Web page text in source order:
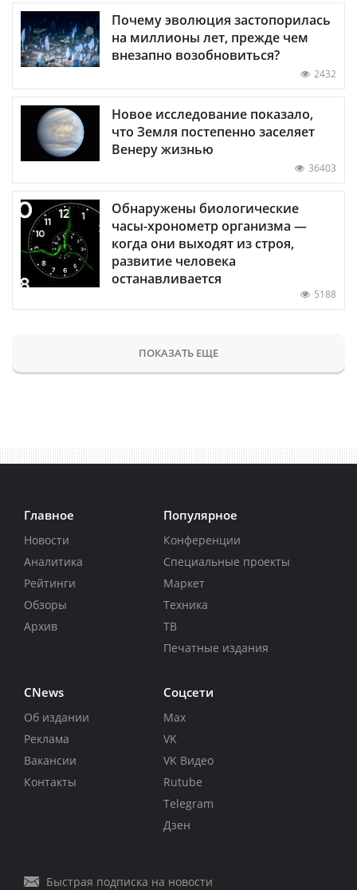
Почему эволюция застопорилась
на миллионы лет, прежде чем
внезапно возобновиться?
2432
Новое исследование показало,
что Земля постепенно заселяет
Венеру жизнью
36403
Обнаружены биологические
часы-хронометр организма —
когда они выходят из строя,
развитие человека
останавливается
5188
ПОКАЗАТЬ ЕЩЕ
Главное
Новости
Аналитика
Рейтинги
Обзоры
Архив
Популярное
Конференции
Специальные проекты
Маркет
Техника
ТВ
Печатные издания
CNews
Об издании
Реклама
Вакансии
Контакты
Соцсети
Max
VK
VK Видео
Rutube
Telegram
Дзен
Быстрая подписка на новости